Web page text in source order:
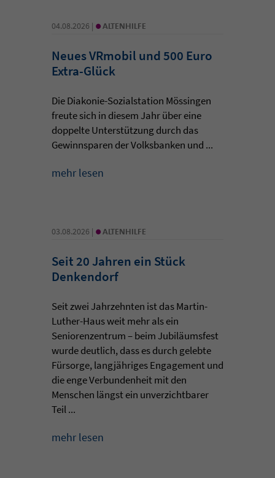
04.08.2026 | • ALTENHILFE
Neues VRmobil und 500 Euro
Extra-Glück
Die Diakonie-Sozialstation Mössingen
freute sich in diesem Jahr über eine
doppelte Unterstützung durch das
Gewinnsparen der Volksbanken und ...
mehr lesen
03.08.2026 | • ALTENHILFE
Seit 20 Jahren ein Stück
Denkendorf
Seit zwei Jahrzehnten ist das Martin-
Luther-Haus weit mehr als ein
Seniorenzentrum – beim Jubiläumsfest
wurde deutlich, dass es durch gelebte
Fürsorge, langjähriges Engagement und
die enge Verbundenheit mit den
Menschen längst ein unverzichtbarer
Teil ...
mehr lesen